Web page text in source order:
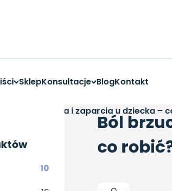
SklepKonsultacje BlogKontakt
Ból brzucha i zaparcia u dziecka –
10
Ból
co